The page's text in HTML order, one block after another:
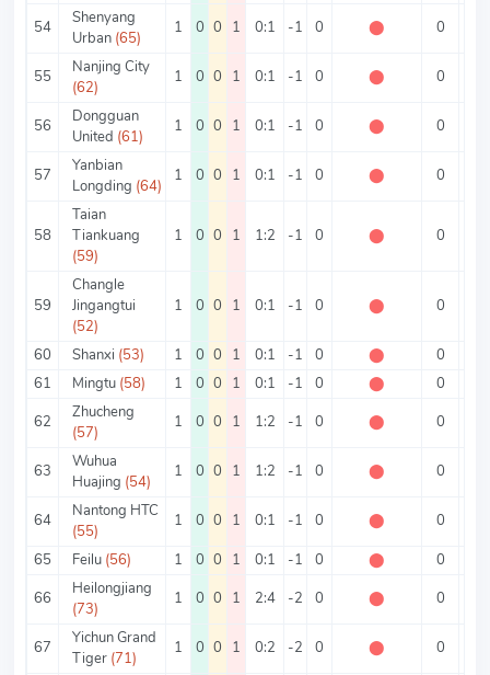
54
Shenyang
Urban (65)
1 0 0 1 0:1 -1 0 ⬤ 0
55
Nanjing City
(62)
1 0 0 1 0:1 -1 0 ⬤ 0
56
Dongguan
United (61)
1 0 0 1 0:1 -1 0 ⬤ 0
57
Yanbian
Longding (64)
1 0 0 1 0:1 -1 0 ⬤ 0
58
Taian
Tiankuang
(59)
1 0 0 1 1:2 -1 0 ⬤ 0
59
Changle
Jingangtui
(52)
1 0 0 1 0:1 -1 0 ⬤ 0
60 Shanxi (53) 1 0 0 1 0:1 -1 0 ⬤ 0
61
Mingtu (58) 1 0 0 1 0:1 -1 0 ⬤ 0
62
Zhucheng
(57)
1 0 0 1 1:2 -1 0 ⬤ 0
63
Wuhua
Huajing (54)
1 0 0 1 1:2 -1 0 ⬤ 0
64
Nantong HTC
(55)
1 0 0 1 0:1 -1 0 ⬤ 0
65
Feilu (56) 1 0 0 1 0:1 -1 0 ⬤ 0
66
Heilongjiang
(73)
1 0 0 1 2:4 -2 0 ⬤ 0
67
Yichun Grand
Tiger (71)
1 0 0 1 0:2 -2 0 ⬤ 0